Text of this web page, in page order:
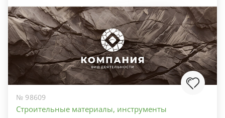
№ 98609
Строительные материалы, инструменты